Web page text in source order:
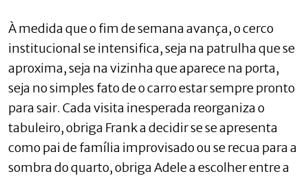
À medida que o fim de semana avança, o cerco
institucional se intensifica, seja na patrulha que se
aproxima, seja na vizinha que aparece na porta,
seja no simples fato de o carro estar sempre pronto
para sair. Cada visita inesperada reorganiza o
tabuleiro, obriga Frank a decidir se se apresenta
como pai de família improvisado ou se recua para a
sombra do quarto, obriga Adele a escolher entre a